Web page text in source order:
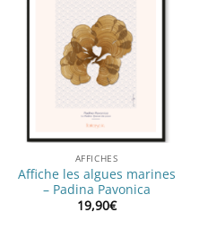
AFFICHES
Affiche les algues marines
– Padina Pavonica
19,90€